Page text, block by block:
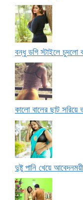
বন্ধু ডগি স্টাইলে
কালো বালের ছাট সরিয়ে
দুষ্টু পানি খেয়ে